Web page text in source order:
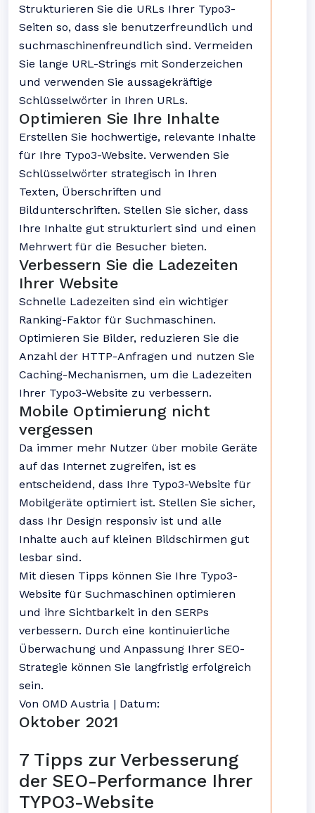
Strukturieren Sie die URLs Ihrer Typo3-
Seiten so, dass sie benutzerfreundlich und
suchmaschinenfreundlich sind. Vermeiden
Sie lange URL-Strings mit Sonderzeichen
und verwenden Sie aussagekräftige
Schlüsselwörter in Ihren URLs.
Optimieren Sie Ihre Inhalte
Erstellen Sie hochwertige, relevante Inhalte
für Ihre Typo3-Website. Verwenden Sie
Schlüsselwörter strategisch in Ihren
Texten, Überschriften und
Bildunterschriften. Stellen Sie sicher, dass
Ihre Inhalte gut strukturiert sind und einen
Mehrwert für die Besucher bieten.
Verbessern Sie die Ladezeiten
Ihrer Website
Schnelle Ladezeiten sind ein wichtiger
Ranking-Faktor für Suchmaschinen.
Optimieren Sie Bilder, reduzieren Sie die
Anzahl der HTTP-Anfragen und nutzen Sie
Caching-Mechanismen, um die Ladezeiten
Ihrer Typo3-Website zu verbessern.
Mobile Optimierung nicht
vergessen
Da immer mehr Nutzer über mobile Geräte
auf das Internet zugreifen, ist es
entscheidend, dass Ihre Typo3-Website für
Mobilgeräte optimiert ist. Stellen Sie sicher,
dass Ihr Design responsiv ist und alle
Inhalte auch auf kleinen Bildschirmen gut
lesbar sind.
Mit diesen Tipps können Sie Ihre Typo3-
Website für Suchmaschinen optimieren
und ihre Sichtbarkeit in den SERPs
verbessern. Durch eine kontinuierliche
Überwachung und Anpassung Ihrer SEO-
Strategie können Sie langfristig erfolgreich
sein.
Von OMD Austria | Datum:
Oktober 2021
7 Tipps zur Verbesserung
der SEO-Performance Ihrer
TYPO3-Website